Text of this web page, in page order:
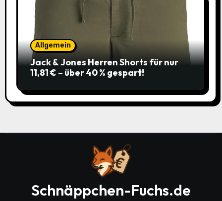
Allgemein
Jack & Jones Herren Shorts für nur
11,81 € – über 40 % gespart!
Schnäppchen-Fuchs.de